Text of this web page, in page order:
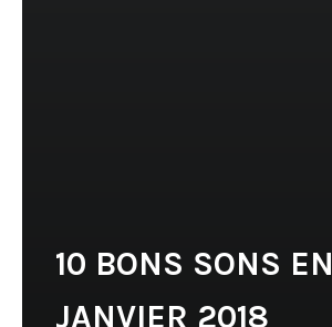
10 BONS SONS EN
JANVIER 2018